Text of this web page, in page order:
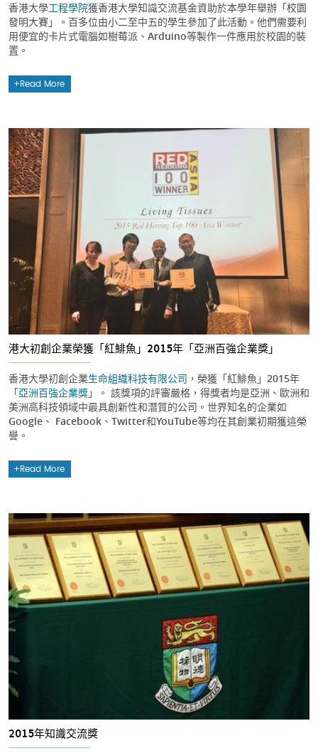
香港大學工程學院獲香港大學知識交流基金資助於本學年舉辦「校園
發明大賽」。百多位由小二至中五的學生參加了此活動。他們需要利
用便宜的卡片式電腦如樹莓派、Arduino等製作一件應用於校園的裝
置。
Read More
港大初創企業榮獲「紅鯡魚」2015年「亞洲百強企業獎」
香港大學初創企業生命組織科技有限公司 ，榮獲「紅鯡魚」2015年
「亞洲百強企業獎」。 該獎項的評審嚴格，得獎者均是亞洲、歐洲和
美洲高科技領域中最具創新性和潛質的公司。世界知名的企業如
Google、 Facebook、Twitter和YouTube等均在其創業初期獲這榮
譽。
Read More
2015年知識交流獎